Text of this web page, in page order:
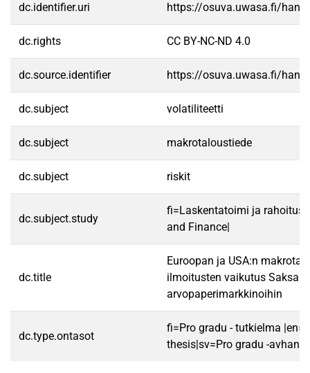
dc.identifier.uri https://osuva.uwasa.fi/
dc.rights CC BY-NC-ND 4.0
dc.source.identifier https://osuva.uwasa.fi/
dc.subject volatiliteetti
dc.subject makrotaloustiede
dc.subject riskit
dc.subject.study
fi=Laskentatoimi ja
and Finance|
dc.title
Euroopan ja USA:n
ilmoitusten vaikutus Saksan
arvopaperimarkkinoihin
dc.type.ontasot
fi=Pro gradu - tutkielma
thesis|sv=Pro gradu -